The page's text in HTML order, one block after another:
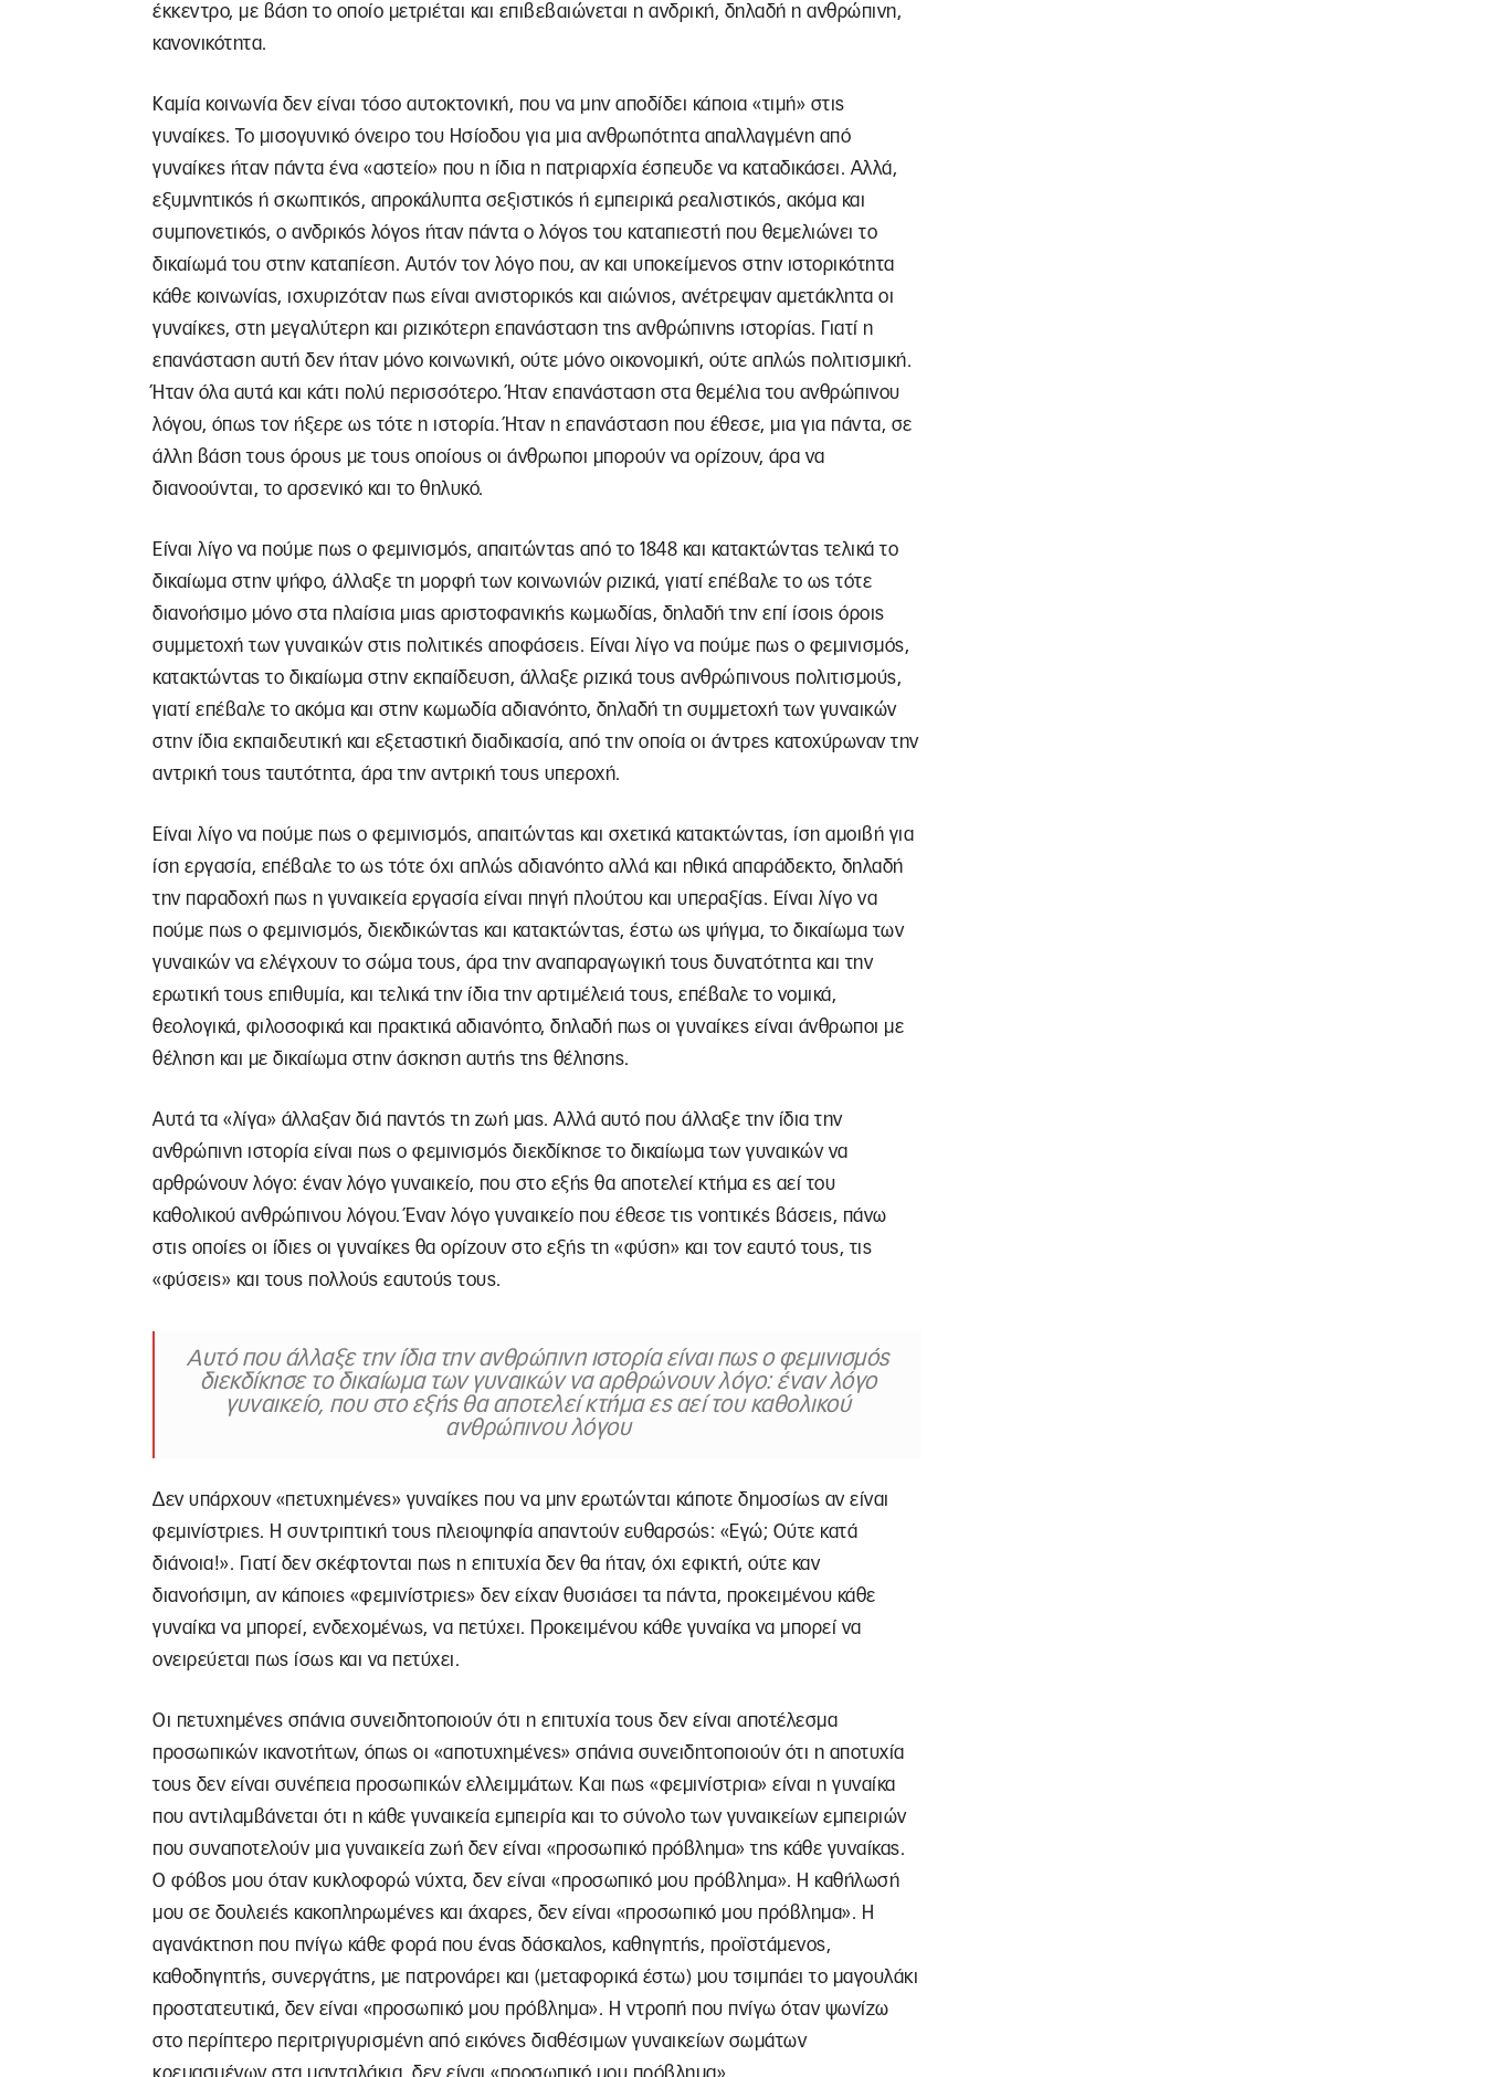
έκκεντρο, με βάση το οποίο μετριέται και επιβεβαιώνεται η ανδρική, δηλαδή η ανθρώπινη,
κανονικότητα.
Καμία κοινωνία δεν είναι τόσο αυτοκτονική, που να μην αποδίδει κάποια «τιμή» στις
γυναίκες. Το μισογυνικό όνειρο του Ησίοδου για μια ανθρωπότητα απαλλαγμένη από
γυναίκες ήταν πάντα ένα «αστείο» που η ίδια η πατριαρχία έσπευδε να καταδικάσει. Αλλά,
εξυμνητικός ή σκωπτικός, απροκάλυπτα σεξιστικός ή εμπειρικά ρεαλιστικός, ακόμα και
συμπονετικός, ο ανδρικός λόγος ήταν πάντα ο λόγος του καταπιεστή που θεμελιώνει το
δικαίωμά του στην καταπίεση. Αυτόν τον λόγο που, αν και υποκείμενος στην ιστορικότητα
κάθε κοινωνίας, ισχυριζόταν πως είναι ανιστορικός και αιώνιος, ανέτρεψαν αμετάκλητα οι
γυναίκες, στη μεγαλύτερη και ριζικότερη επανάσταση της ανθρώπινης ιστορίας. Γιατί η
επανάσταση αυτή δεν ήταν μόνο κοινωνική, ούτε μόνο οικονομική, ούτε απλώς πολιτισμική.
Ήταν όλα αυτά και κάτι πολύ περισσότερο. Ήταν επανάσταση στα θεμέλια του ανθρώπινου
λόγου, όπως τον ήξερε ως τότε η ιστορία. Ήταν η επανάσταση που έθεσε, μια για πάντα, σε
άλλη βάση τους όρους με τους οποίους οι άνθρωποι μπορούν να ορίζουν, άρα να
διανοούνται, το αρσενικό και το θηλυκό.
Είναι λίγο να πούμε πως ο φεμινισμός, απαιτώντας από το 1848 και κατακτώντας τελικά το
δικαίωμα στην ψήφο, άλλαξε τη μορφή των κοινωνιών ριζικά, γιατί επέβαλε το ως τότε
διανοήσιμο μόνο στα πλαίσια μιας αριστοφανικής κωμωδίας, δηλαδή την επί ίσοις όροις
συμμετοχή των γυναικών στις πολιτικές αποφάσεις. Είναι λίγο να πούμε πως ο φεμινισμός,
κατακτώντας το δικαίωμα στην εκπαίδευση, άλλαξε ριζικά τους ανθρώπινους πολιτισμούς,
γιατί επέβαλε το ακόμα και στην κωμωδία αδιανόητο, δηλαδή τη συμμετοχή των γυναικών
στην ίδια εκπαιδευτική και εξεταστική διαδικασία, από την οποία οι άντρες κατοχύρωναν την
αντρική τους ταυτότητα, άρα την αντρική τους υπεροχή.
Είναι λίγο να πούμε πως ο φεμινισμός, απαιτώντας και σχετικά κατακτώντας, ίση αμοιβή για
ίση εργασία, επέβαλε το ως τότε όχι απλώς αδιανόητο αλλά και ηθικά απαράδεκτο, δηλαδή
την παραδοχή πως η γυναικεία εργασία είναι πηγή πλούτου και υπεραξίας. Είναι λίγο να
πούμε πως ο φεμινισμός, διεκδικώντας και κατακτώντας, έστω ως ψήγμα, το δικαίωμα των
γυναικών να ελέγχουν το σώμα τους, άρα την αναπαραγωγική τους δυνατότητα και την
ερωτική τους επιθυμία, και τελικά την ίδια την αρτιμέλειά τους, επέβαλε το νομικά,
θεολογικά, φιλοσοφικά και πρακτικά αδιανόητο, δηλαδή πως οι γυναίκες είναι άνθρωποι με
θέληση και με δικαίωμα στην άσκηση αυτής της θέλησης.
Αυτά τα «λίγα» άλλαξαν διά παντός τη ζωή μας. Αλλά αυτό που άλλαξε την ίδια την
ανθρώπινη ιστορία είναι πως ο φεμινισμός διεκδίκησε το δικαίωμα των γυναικών να
αρθρώνουν λόγο: έναν λόγο γυναικείο, που στο εξής θα αποτελεί κτήμα ες αεί του
καθολικού ανθρώπινου λόγου. Έναν λόγο γυναικείο που έθεσε τις νοητικές βάσεις, πάνω
στις οποίες οι ίδιες οι γυναίκες θα ορίζουν στο εξής τη «φύση» και τον εαυτό τους, τις
«φύσεις» και τους πολλούς εαυτούς τους.
Αυτό που άλλαξε την ίδια την ανθρώπινη ιστορία είναι πως ο φεμινισμός
διεκδίκησε το δικαίωμα των γυναικών να αρθρώνουν λόγο: έναν λόγο
γυναικείο, που στο εξής θα αποτελεί κτήμα ες αεί του καθολικού
ανθρώπινου λόγου
Δεν υπάρχουν «πετυχημένες» γυναίκες που να μην ερωτώνται κάποτε δημοσίως αν είναι
φεμινίστριες. Η συντριπτική τους πλειοψηφία απαντούν ευθαρσώς: «Εγώ; Ούτε κατά
διάνοια!». Γιατί δεν σκέφτονται πως η επιτυχία δεν θα ήταν, όχι εφικτή, ούτε καν
διανοήσιμη, αν κάποιες «φεμινίστριες» δεν είχαν θυσιάσει τα πάντα, προκειμένου κάθε
γυναίκα να μπορεί, ενδεχομένως, να πετύχει. Προκειμένου κάθε γυναίκα να μπορεί να
ονειρεύεται πως ίσως και να πετύχει.
Οι πετυχημένες σπάνια συνειδητοποιούν ότι η επιτυχία τους δεν είναι αποτέλεσμα
προσωπικών ικανοτήτων, όπως οι «αποτυχημένες» σπάνια συνειδητοποιούν ότι η αποτυχία
τους δεν είναι συνέπεια προσωπικών ελλειμμάτων. Και πως «φεμινίστρια» είναι η γυναίκα
που αντιλαμβάνεται ότι η κάθε γυναικεία εμπειρία και το σύνολο των γυναικείων εμπειριών
που συναποτελούν μια γυναικεία ζωή δεν είναι «προσωπικό πρόβλημα» της κάθε γυναίκας.
Ο φόβος μου όταν κυκλοφορώ νύχτα, δεν είναι «προσωπικό μου πρόβλημα». Η καθήλωσή
μου σε δουλειές κακοπληρωμένες και άχαρες, δεν είναι «προσωπικό μου πρόβλημα». Η
αγανάκτηση που πνίγω κάθε φορά που ένας δάσκαλος, καθηγητής, προϊστάμενος,
καθοδηγητής, συνεργάτης, με πατρονάρει και (μεταφορικά έστω) μου τσιμπάει το μαγουλάκι
προστατευτικά, δεν είναι «προσωπικό μου πρόβλημα». Η ντροπή που πνίγω όταν ψωνίζω
στο περίπτερο περιτριγυρισμένη από εικόνες διαθέσιμων γυναικείων σωμάτων
κρεμασμένων στα μανταλάκια, δεν είναι «προσωπικό μου πρόβλημα».